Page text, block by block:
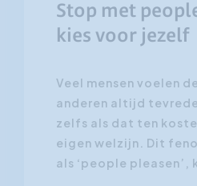
Stop met
kies voor jezelf
Veel mensen voelen
anderen altijd
zelfs als dat ten
eigen welzijn. Dit
als ‘people pleasen’,